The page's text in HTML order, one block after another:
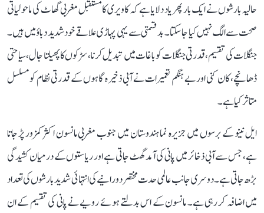
حالیہ بارشوں نے ایک بار پھر یاد دلایا ہے کہ کاویری کا مستقبل مغربی گھاٹ کی ماحولیاتی
صحت سے الگ نہیں کیا جا سکتا۔ بدقسمتی سے یہی پہاڑی علاقے خود شدید دباؤ میں ہیں۔
جنگلات کی تقسیم، قدرتی جنگلات کو باغات میں تبدیل کرنا، سڑکوں کا پھیلتا جال، سیاحتی
ڈھانچے، کان کنی اور بے ہنگم تعمیرات نے آبی ذخیرہ گاہوں کے قدرتی نظام کو مسلسل
متاثر کیا ہے۔
ایل نینو کے برسوں میں جزیرہ نما ہندوستان میں جنوب مغربی مانسون اکثر کمزور پڑ جاتا
ہے، جس سے آبی ذخائر میں پانی کی آمد گھٹ جاتی ہے اور ریاستوں کے درمیان کشیدگی
بڑھ جاتی ہے۔ دوسری جانب عالمی حدت مختصر دورانیے کی انتہائی شدید بارشوں کی تعداد
میں اضافہ کر رہی ہے۔ مانسون کے اس بدلتے ہوئے رویے نے پانی کی تقسیم کے ان